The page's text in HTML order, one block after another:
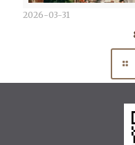
2026-03-31